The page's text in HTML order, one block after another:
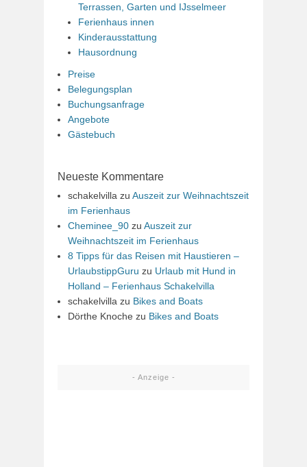
Terrassen, Garten und IJsselmeer
Ferienhaus innen
Kinderausstattung
Hausordnung
Preise
Belegungsplan
Buchungsanfrage
Angebote
Gästebuch
Neueste Kommentare
schakelvilla zu Auszeit zur Weihnachtszeit
im Ferienhaus
Cheminee_90 zu Auszeit zur
Weihnachtszeit im Ferienhaus
8 Tipps für das Reisen mit Haustieren –
UrlaubstippGuru zu Urlaub mit Hund in
Holland – Ferienhaus Schakelvilla
schakelvilla zu Bikes and Boats
Dörthe Knoche zu Bikes and Boats
- Anzeige -